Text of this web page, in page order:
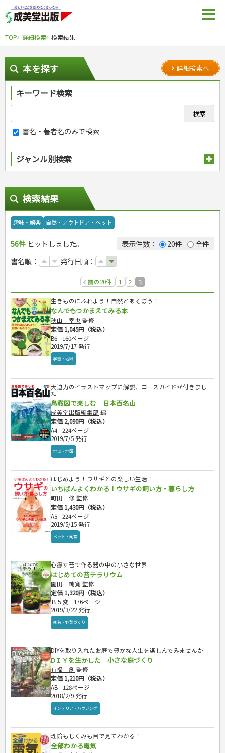
TOP 詳細検索 検索結果
本を探す 詳細検索へ
キーワード検索
書名・著者名のみで検索
ジャンル別検索
スポーツ
スポーツルール
野球
ゴルフ
トレーニング
ジュニアスポーツ
その他スポーツ
自然・アウトドア・ペット
アウトドア
犬・猫
ペット・飼育
園芸・野菜づくり
雑学
娯楽・ゲーム・占い
ナンプレ
囲碁・将棋・麻雀
ゲーム・マジック
家相・風水・占い
カルチャー・芸術・趣味
鉄道・車・自転車
音楽・楽器
趣味・鑑賞・カメラ
絵画・デッサン
俳句・詩・ことば
辞典・語学
辞典
語学・旅行会話
運転免許
原付・二輪
普通免許
その他免許
生活・暮らし
料理
料理・レシピ
おもてなし・ごちそう料理
各国料理
お弁当
健康メニュー・ダイエット
調理器具クッキング
お菓子・ケーキ・パン
飲み物・お酒
手芸・クラフト
編み物
ソーイング
クラフト
住まい・インテリア・暮らし
インテリア・ハウジング
収納・掃除・暮らし
美容・ファッション
ダイエット・エクササイズ
メイク・ネイル・ヘア
着物・着つけ
冠婚葬祭・手紙・ペン字
冠婚葬祭・スピーチ・マナー
手紙・ペン字
妊娠・出産・育児
妊娠・出産・育児
離乳食・幼児食・こどもレシピ
健康と保育
家庭医学・健康
家庭医学・病気
健康知識
栄養事典
生活習慣病
看護一般
介護一般
保育・教育
パネルシアター
指導マニュアル
こどもの本
児童一般
おりがみ・あやとり
なぞなぞ・ゲーム
占い・心理ゲーム
のりもの・ずかん
読み物・絵本
音と光のでる絵本
学参・ドリル
夏休みドリル
総復習ドリル
学習・地図
自由研究・読書感想文
えんぴつちょう
就職活動
就職活動
就職試験
公務員試験
資格試験
検定試験・資格試験
英語検定・TOEIC
漢字検定・数学検定
簿記検定
ケアマネジャー
介護・社会福祉士
保育士
司法書士・社労士
行政書士・宅建
FP
衛生管理・運行管理
電気・危険物
調理師
スキル・キャリアアップ
危険物取扱者
消防設備士
登録販売者
その他資格試験
ビジネス
経営・経済・法律
マネー・株・資産
ビジネス・法律
その他ビジネス
自己啓発
旅行・歴史
国内・海外旅行
国内旅行
散歩・グルメ
地理・地図
歴史
文庫
成美文庫
その他文庫
ダイアリー
ダイアリー
プラチナダイアリー プレステージ
検索結果
趣味・娯楽 自然・アウトドア・ペット
56件 ヒットしました。 表示件数： 20件
全件
書名順：
発行日順：
前の20件 1 2 3
生きものにふれよう！自然とあそぼう！
なんでもつかまえてみる本
秋山 幸也 監修
定価 1,045円（税込）
B6
160ページ
2019/7/17 発行
学習・地図
大迫力のイラストマップに解説、コースガイドが付きまし
た
鳥瞰図で楽しむ 日本百名山
成美堂出版編集部 編
定価 2,090円（税込）
A4
224ページ
2019/7/5 発行
地理・地図
はじめよう！ウサギとの楽しい生活！
いちばんよくわかる！ウサギの飼い方・暮らし方
町田 修 監修
定価 1,430円（税込）
A5
224ページ
2019/5/15 発行
ペット・飼育
心癒す苔で作る器の中の小さな世界
はじめての苔テラリウム
園田 純寛 監修
定価 1,320円（税込）
Ｂ５変
176ページ
2019/3/22 発行
園芸・野菜づくり
DIYを取り入れたお庭で豊かな人生を楽しんでみませんか
DＩＹを生かした 小さな庭づくり
有福 創 監修
定価 1,210円（税込）
AB
128ページ
2018/2/9 発行
インテリア・ハウジング
理論もしくみも目で見てわかる！
全部わかる電気